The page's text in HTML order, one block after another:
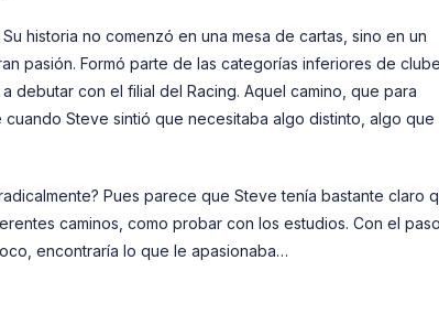
historia no comenzó en una mesa de cartas, sino en un
pasión. Formó parte de las categorías inferiores de
debutar con el filial del Racing. Aquel camino, que para
Steve sintió que necesitaba algo distinto, algo que
Pues parece que Steve tenía bastante claro
caminos, como probar con los estudios. Con el
encontraría lo que le apasionaba…